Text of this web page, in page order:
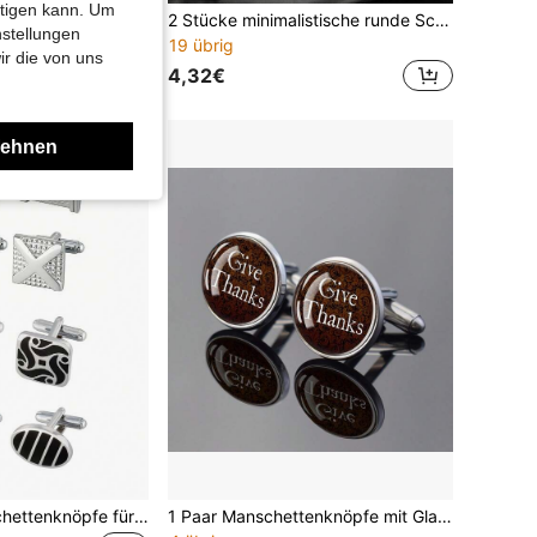
Pailletten-Hemd-Manschettenknöpfe, luxuriöses Dekorationsset geeignet für Business, Hochzeit, Party und Jahrestagsgeschenke
2 Stücke minimalistische runde Schildkröten Manschettenknöpfe, flache runde französische Business Manschettenknöpfe für Herrenhemden
19 übrig
4,32€
Klassische Manschettenknöpfe für Herren, silberne gestreifte Scheiben-Rechteck-Manschettenknöpfe, Hemd-Anzug-Herren-Schmuck oder -Accessoires für Hochzeit, Bräutigam, Geschäft, elegantes Geschenk
1 Paar Manschettenknöpfe mit Glaseinlage, inspirierendes Design "Give Thanks", elegantes rundes dekoratives Geschenk für Herren, für formelle Hemden
kann. Um
die von uns